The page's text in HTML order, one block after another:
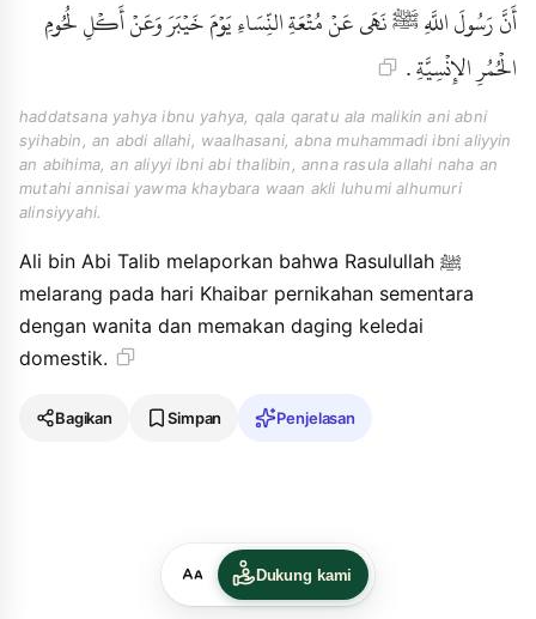
أَنَّ رَسُولَ اللَّهِ ﷺ نَهَى عَنْ مُتْعَةِ النِّسَاءِ يَوْمَ خَيْبَرَ وَعَنْ أَكْلِ لُحُومِ
الْحُمُرِ الإِنْسِيَّةِ .
haddatsana yahya ibnu yahya, qala qaratu ala malikin ani abni
syihabin, an abdi allahi, waalhasani, abna muhammadi ibni aliyyin
an abihima, an aliyyi ibni abi thalibin, anna rasula allahi naha an
mutahi annisai yawma khaybara waan akli luhumi alhumuri
alinsiyyahi.
Ali bin Abi Talib melaporkan bahwa Rasulullah ﷺ
melarang pada hari Khaibar pernikahan sementara
dengan wanita dan memakan daging keledai
domestik.
Bagikan Simpan Penjelasan
Dukung kami